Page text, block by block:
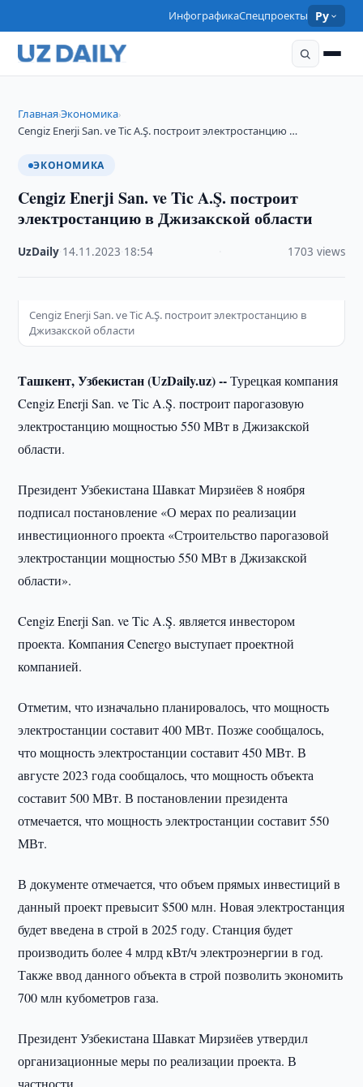
ИнфографикаСпецпроекты Ру
Главная›Экономика›
Cengiz Enerji San. ve Tic A.Ş. построит электростанцию …
ЭКОНОМИКА
Cengiz Enerji San. ve Tic A.Ş. построит
электростанцию в Джизакской области
UzDaily 14.11.2023 18:54 1703 views
Cengiz Enerji San. ve Tic A.Ş. построит электростанцию в
Джизакской области
Ташкент, Узбекистан (UzDaily.uz) --Турецкая компания
Cengiz Enerji San. ve Tic A.Ş. построит парогазовую
электростанцию мощностью 550 МВт в Джизакской
области.
Президент Узбекистана Шавкат Мирзиёев 8 ноября
подписал постановление «О мерах по реализации
инвестиционного проекта «Строительство парогазовой
электростанции мощностью 550 МВт в Джизакской
области».
Cengiz Enerji San. ve Tic A.Ş. является инвестором
проекта. Компания Cenergo выступает проектной
компанией.
Отметим, что изначально планировалось, что мощность
электростанции составит 400 МВт. Позже сообщалось,
что мощность электростанции составит 450 МВт. В
августе 2023 года сообщалось, что мощность объекта
составит 500 МВт. В постановлении президента
отмечается, что мощность электростанции составит 550
МВт.
В документе отмечается, что объем прямых инвестиций в
данный проект превысит $500 млн. Новая электростанция
будет введена в строй в 2025 году. Станция будет
производить более 4 млрд кВт/ч электроэнергии в год.
Также ввод данного объекта в строй позволить экономить
700 млн кубометров газа.
Президент Узбекистана Шавкат Мирзиёев утвердил
организационные меры по реализации проекта. В
частности,